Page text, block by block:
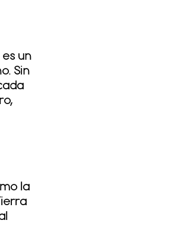
un
Sin
la